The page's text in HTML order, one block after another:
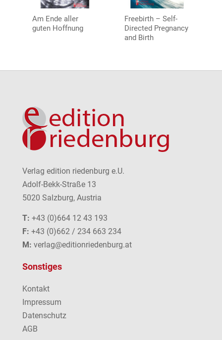
Am Ende aller
guten Hoffnung
Freebirth – Self-
Directed Pregnancy
and Birth
Verlag edition riedenburg e.U.
Adolf-Bekk-Straße 13
5020 Salzburg, Austria
T: +43 (0)664 12 43 193
F: +43 (0)662 / 234 663 234
M: verlag@editionriedenburg.at
Sonstiges
Kontakt
Impressum
Datenschutz
AGB